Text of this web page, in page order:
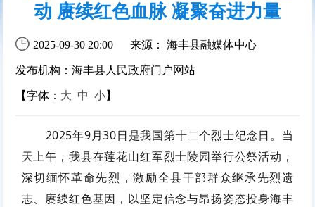
动 赓续红色血脉 凝聚奋进力量
2025-09-30 20:00 来源： 海丰县融媒体中心
发布机构：海丰县人民政府门户网站
【字体： 大 中 小】
2025年9月30日是我国第十二个烈士纪念日。当
天上午，我县在莲花山红军烈士陵园举行公祭活动，
深切缅怀革命先烈，激励全县干部群众继承先烈遗
志、赓续红色基因，以坚定信念与昂扬姿态投身海丰